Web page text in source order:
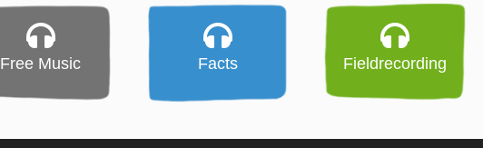
Free Music Facts Fieldrecording